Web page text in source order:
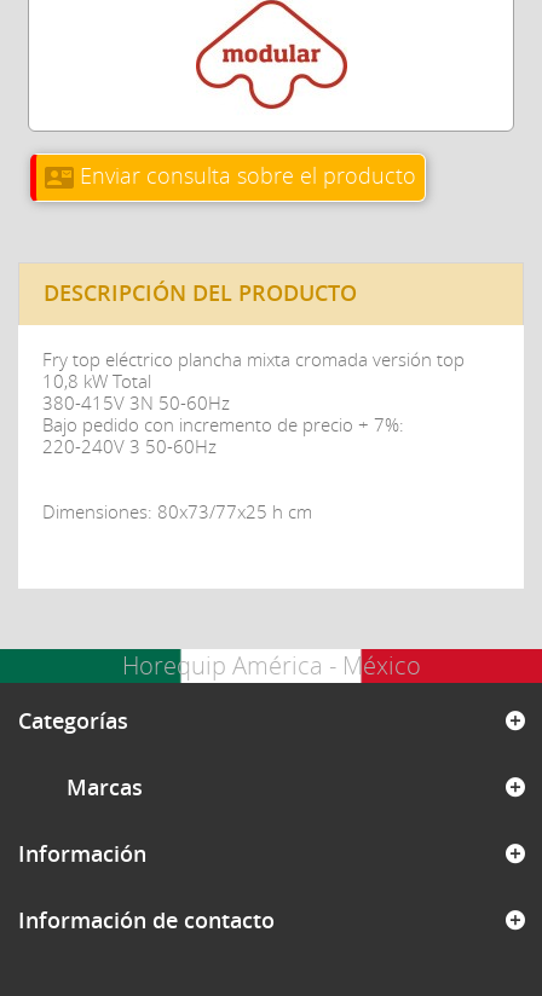
contact_mail Enviar consulta sobre el producto
DESCRIPCIÓN DEL PRODUCTO
Fry top eléctrico plancha mixta cromada versión top
10,8 kW Total
380-415V 3N 50-60Hz
Bajo pedido con incremento de precio + 7%:
220-240V 3 50-60Hz
Dimensiones: 80x73/77x25 h cm
Horequip América - México
Categorías
Marcas
Información
Información de contacto